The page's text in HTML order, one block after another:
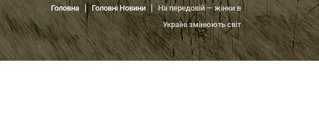
Головна Головні Новини
На передовій — жінки в
Україні змінюють світ